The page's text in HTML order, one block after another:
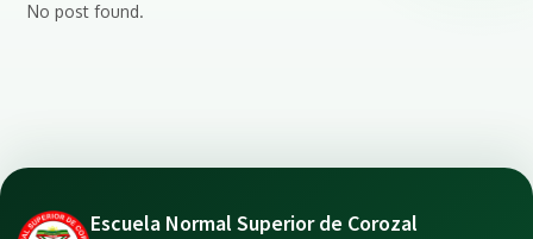
No post found.
Escuela Normal Superior de Corozal